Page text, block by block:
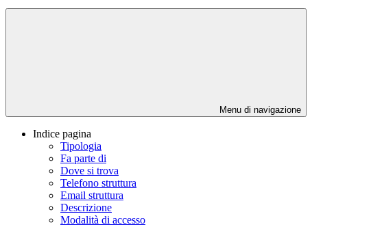
Menu di navigazione
Indice pagina
Tipologia
Fa parte di
Dove si trova
Telefono struttura
Email struttura
Descrizione
Modalità di accesso